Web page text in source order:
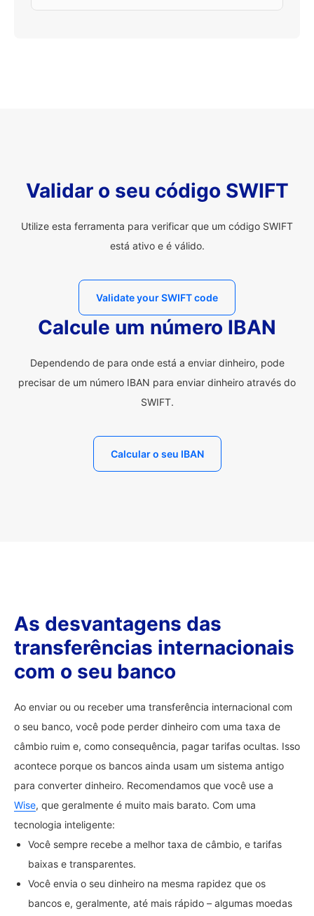
Validar o seu código SWIFT
Utilize esta ferramenta para verificar que um código SWIFT
está ativo e é válido.
Validate your SWIFT code
Calcule um número IBAN
Dependendo de para onde está a enviar dinheiro, pode
precisar de um número IBAN para enviar dinheiro através do
SWIFT.
Calcular o seu IBAN
As desvantagens das
transferências internacionais
com o seu banco
Ao enviar ou ou receber uma transferência internacional com
o seu banco, você pode perder dinheiro com uma taxa de
câmbio ruim e, como consequência, pagar tarifas ocultas. Isso
acontece porque os bancos ainda usam um sistema antigo
para converter dinheiro. Recomendamos que você use a
Wise, que geralmente é muito mais barato. Com uma
tecnologia inteligente:
Você sempre recebe a melhor taxa de câmbio, e tarifas
baixas e transparentes.
Você envia o seu dinheiro na mesma rapidez que os
bancos e, geralmente, até mais rápido – algumas moedas